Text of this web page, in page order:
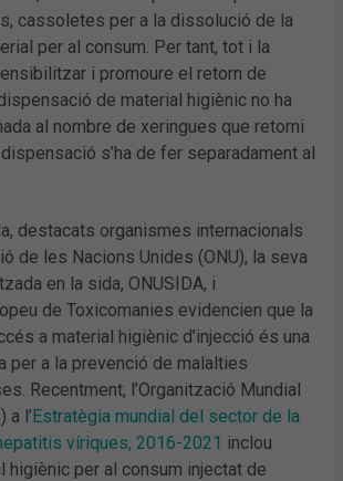
cassoletes per a la dissolució de la
per al consum. Per tant, tot i la
i promoure el retorn de
de material higiènic no ha
al nombre de xeringues que retorni
dispensació s’ha de fer separadament al
destacats organismes internacionals
de les Nacions Unides (ONU), la seva
en la sida, ONUSIDA, i
de Toxicomanies evidencien que la
a material higiènic d’injecció és una
per a la prevenció de malalties
Recentment, l’Organització Mundial
a l’Estratègia mundial del sector de la
víriques, 2016-2021 inclou
higiènic per al consum injectat de